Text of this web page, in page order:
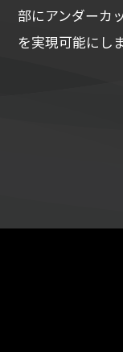
部にアンダーカ
を実現可能にし